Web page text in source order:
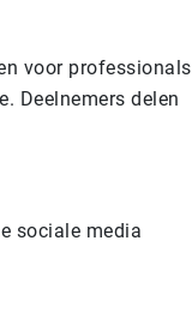
voor professionals
Deelnemers delen
sociale media